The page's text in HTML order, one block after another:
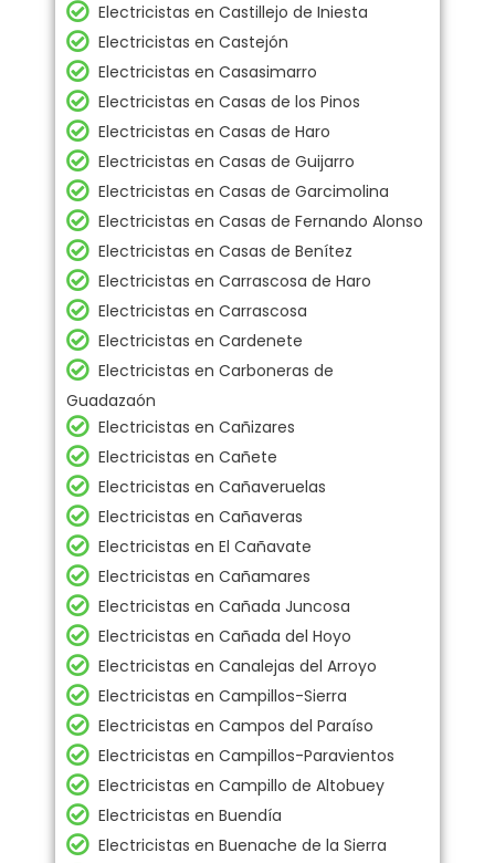
Electricistas en Castillejo de Iniesta
Electricistas en Castejón
Electricistas en Casasimarro
Electricistas en Casas de los Pinos
Electricistas en Casas de Haro
Electricistas en Casas de Guijarro
Electricistas en Casas de Garcimolina
Electricistas en Casas de Fernando Alonso
Electricistas en Casas de Benítez
Electricistas en Carrascosa de Haro
Electricistas en Carrascosa
Electricistas en Cardenete
Electricistas en Carboneras de
Guadazaón
Electricistas en Cañizares
Electricistas en Cañete
Electricistas en Cañaveruelas
Electricistas en Cañaveras
Electricistas en El Cañavate
Electricistas en Cañamares
Electricistas en Cañada Juncosa
Electricistas en Cañada del Hoyo
Electricistas en Canalejas del Arroyo
Electricistas en Campillos-Sierra
Electricistas en Campos del Paraíso
Electricistas en Campillos-Paravientos
Electricistas en Campillo de Altobuey
Electricistas en Buendía
Electricistas en Buenache de la Sierra